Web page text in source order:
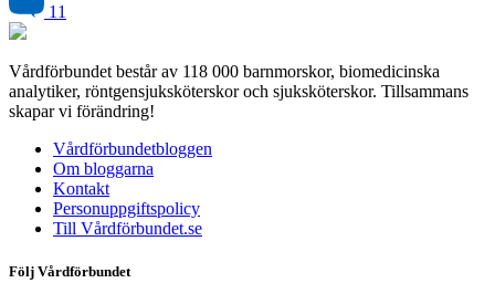
11
Vårdförbundet består av 118 000 barnmorskor, biomedicinska
analytiker, röntgensjuksköterskor och sjuksköterskor. Tillsammans
skapar vi förändring!
Vårdförbundetbloggen
Om bloggarna
Kontakt
Personuppgiftspolicy
Till Vårdförbundet.se
Följ Vårdförbundet